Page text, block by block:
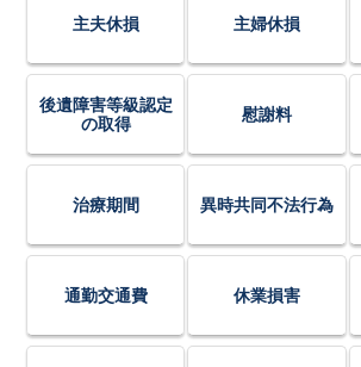
主夫休損 主婦休損
後遺障害等級認定
の取得
慰謝料
治療期間 異時共同不法行為
通勤交通費 休業損害